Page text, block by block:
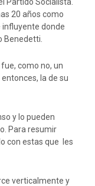
20 años como
donde
Benedetti.
como no, un
la de su
y lo pueden
Para resumir
con estas que les
verticalmente y